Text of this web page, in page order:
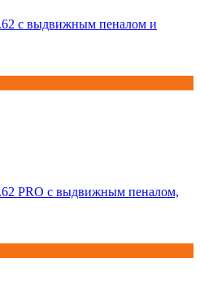
с выдвижным пеналом и
PRO с выдвижным пеналом,